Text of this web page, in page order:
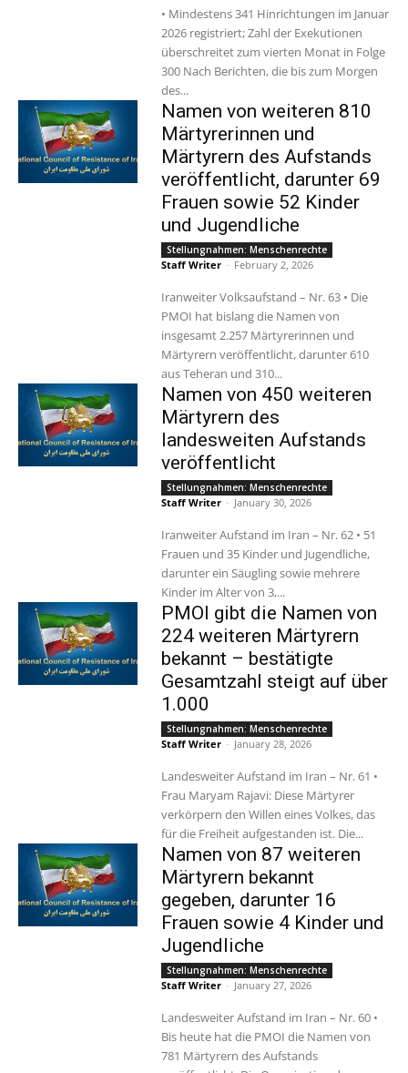
• Mindestens 341 Hinrichtungen im Januar
2026 registriert; Zahl der Exekutionen
überschreitet zum vierten Monat in Folge
300 Nach Berichten, die bis zum Morgen
des...
Namen von weiteren 810
Märtyrerinnen und
Märtyrern des Aufstands
veröffentlicht, darunter 69
Frauen sowie 52 Kinder
und Jugendliche
Stellungnahmen: Menschenrechte
Staff Writer - February 2, 2026
Iranweiter Volksaufstand – Nr. 63 • Die
PMOI hat bislang die Namen von
insgesamt 2.257 Märtyrerinnen und
Märtyrern veröffentlicht, darunter 610
aus Teheran und 310...
Namen von 450 weiteren
Märtyrern des
landesweiten Aufstands
veröffentlicht
Stellungnahmen: Menschenrechte
Staff Writer - January 30, 2026
Iranweiter Aufstand im Iran – Nr. 62 • 51
Frauen und 35 Kinder und Jugendliche,
darunter ein Säugling sowie mehrere
Kinder im Alter von 3,...
PMOI gibt die Namen von
224 weiteren Märtyrern
bekannt – bestätigte
Gesamtzahl steigt auf über
1.000
Stellungnahmen: Menschenrechte
Staff Writer - January 28, 2026
Landesweiter Aufstand im Iran – Nr. 61 •
Frau Maryam Rajavi: Diese Märtyrer
verkörpern den Willen eines Volkes, das
für die Freiheit aufgestanden ist. Die...
Namen von 87 weiteren
Märtyrern bekannt
gegeben, darunter 16
Frauen sowie 4 Kinder und
Jugendliche
Stellungnahmen: Menschenrechte
Staff Writer - January 27, 2026
Landesweiter Aufstand im Iran – Nr. 60 •
Bis heute hat die PMOI die Namen von
781 Märtyrern des Aufstands